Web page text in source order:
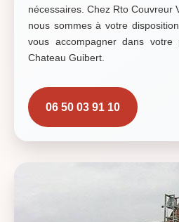
nécessaires. Chez Rto Couvreur
nous sommes à votre
vous accompagner dans
Chateau Guibert.
06 50 03 91 10